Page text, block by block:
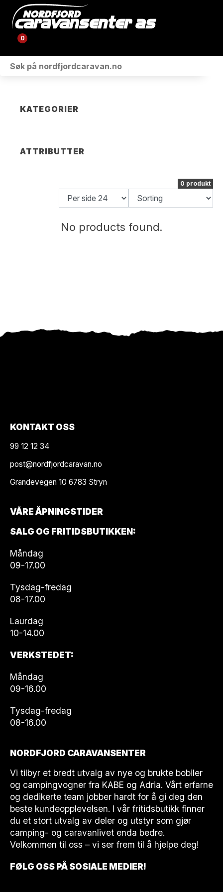
0
KATEGORIER
ATTRIBUTTER
0 produkt
No products found.
KONTAKT OSS
99 12 12 34
post@nordfjordcaravan.no
Grandevegen 10 6783 Stryn
VÅRE ÅPNINGSTIDER
SALG OG FRITIDSBUTIKKEN:
Måndag
09-17.00
Tysdag-fredag
08-17.00
Laurdag
10-14.00
VERKSTEDET:
Måndag
09-16.00
Tysdag-fredag
08-16.00
NORDFJORD CARAVANSENTER
Vi tilbyr et bredt utvalg av nye og brukte bobiler
og campingvogner fra KABE og Adria. Vårt erfarne
og dedikerte team jobber hardt for å gi deg den
beste kundeopplevelsen. I vår fritidsbutikk finner
du et stort utvalg av deler og utstyr som gjør
camping- og caravanlivet enda bedre.
Velkommen til oss – vi ser frem til å hjelpe deg!
FØLG OSS PÅ SOSIALE MEDIER!